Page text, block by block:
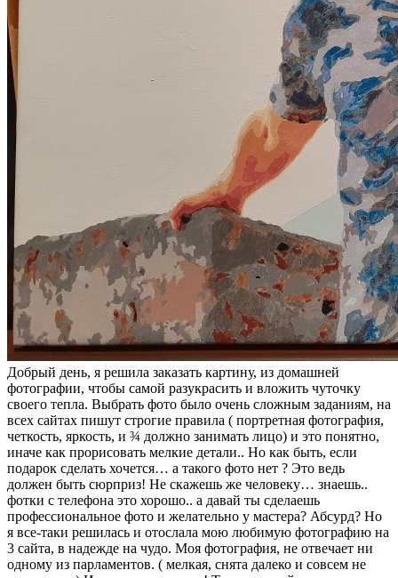
Добрый день, я решила заказать картину, из домашней
фотографии, чтобы самой разукрасить и вложить чуточку
своего тепла. Выбрать фото было очень сложным заданиям, на
всех сайтах пишут строгие правила ( портретная фотография,
четкость, яркость, и ¾ должно занимать лицо) и это понятно,
иначе как прорисовать мелкие детали.. Но как быть, если
подарок сделать хочется… а такого фото нет ? Это ведь
должен быть сюрприз! Не скажешь же человеку… знаешь..
фотки с телефона это хорошо.. а давай ты сделаешь
профессиональное фото и желательно у мастера? Абсурд? Но
я все-таки решилась и отослала мою любимую фотографию на
3 сайта, в надежде на чудо. Моя фотография, не отвечает ни
одному из парламентов. ( мелкая, снята далеко и совсем не